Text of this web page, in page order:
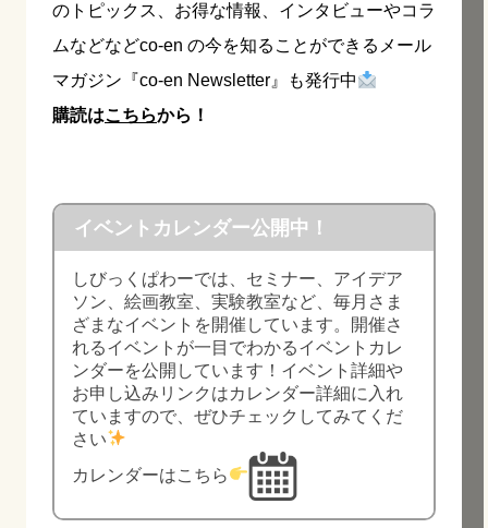
のトピックス、お得な情報、インタビューやコラ
ムなどなどco-en の今を知ることができるメール
マガジン『co-en Newsletter』も発行中
購読はこちらから！
イベントカレンダー公開中！
しびっくぱわーでは、セミナー、アイデア
ソン、絵画教室、実験教室など、毎月さま
ざまなイベントを開催しています。開催さ
れるイベントが一目でわかるイベントカレ
ンダーを公開しています！イベント詳細や
お申し込みリンクはカレンダー詳細に入れ
ていますので、ぜひチェックしてみてくだ
さい
カレンダーはこちら